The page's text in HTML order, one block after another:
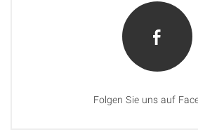
Folgen Sie uns auf